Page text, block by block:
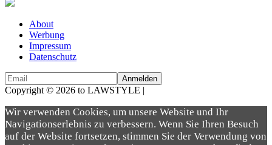
About
Werbung
Impressum
Datenschutz
Copyright © 2026 to LAWSTYLE |
Wir verwenden Cookies, um unsere Website und Ihr
Navigationserlebnis zu verbessern. Wenn Sie Ihren Besuch
auf der Website fortsetzen, stimmen Sie der Verwendung von